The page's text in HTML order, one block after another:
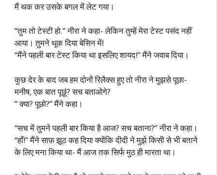
मैं थक कर उसके बगल में लेट गया।
“तुम तो टेस्टी हो.” नीरा ने कहा- लेकिन तुम्हें मेरा टेस्ट पसंद नहीं
आया। तुमने थूक दिया बेसिन में!
“मैंने पहली बार टेस्ट किया था इसलिए शायद!” मैंने जवाब दिया।
कुछ देर के बाद जब हम दोनों रिलैक्स हुए तो नीरा ने मुझसे पूछा-
मनीष, एक बात पूछूं? सच बताओगे?
” क्या? पूछो?” मैंने कहा।
“सच में तुमने पहली बार किया है आज? सच बताना?” नीरा ने कहा।
“हाँ!” मैंने साफ़ झूठ कह दिया क्योंकि दीदी ने मुझे किसी से भी बताने
के लिए मना किया था- मैं आज तक सिर्फ मुठ ही मारता था।